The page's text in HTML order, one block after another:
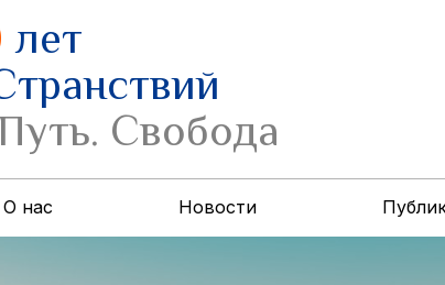
лет
Свобода
О нас Новости